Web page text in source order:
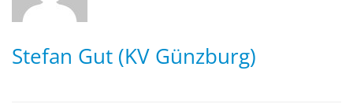
Stefan Gut (KV Günzburg)